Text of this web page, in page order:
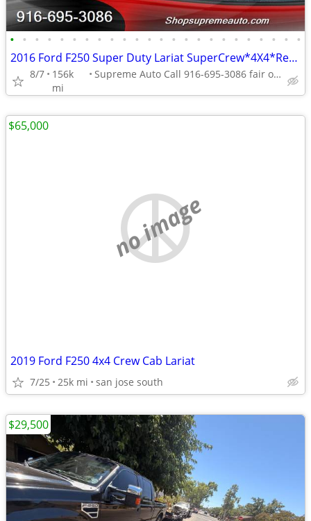
• • • • • • • • • • • • • • • • • • • • • • • •
2016 Ford F250 Super Duty Lariat SuperCrew*4X4*Rear Camera*Tow Package
8/7
156k
mi
Supreme Auto Call 916-695-3086 fair oaks
no image
2019 Ford F250 4x4 Crew Cab Lariat
7/25 25k mi san jose south
$65,000
$29,500